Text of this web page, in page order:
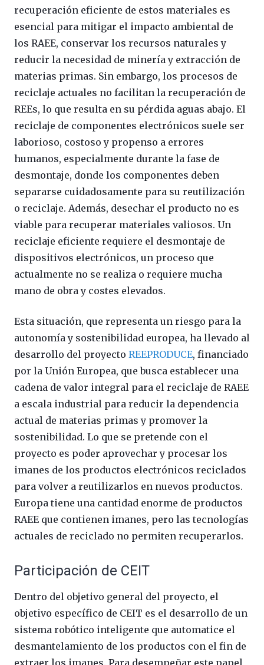
recuperación eficiente de estos materiales es
esencial para mitigar el impacto ambiental de
los RAEE, conservar los recursos naturales y
reducir la necesidad de minería y extracción de
materias primas. Sin embargo, los procesos de
reciclaje actuales no facilitan la recuperación de
REEs, lo que resulta en su pérdida aguas abajo. El
reciclaje de componentes electrónicos suele ser
laborioso, costoso y propenso a errores
humanos, especialmente durante la fase de
desmontaje, donde los componentes deben
separarse cuidadosamente para su reutilización
o reciclaje. Además, desechar el producto no es
viable para recuperar materiales valiosos. Un
reciclaje eficiente requiere el desmontaje de
dispositivos electrónicos, un proceso que
actualmente no se realiza o requiere mucha
mano de obra y costes elevados.
Esta situación, que representa un riesgo para la
autonomía y sostenibilidad europea, ha llevado al
desarrollo del proyecto REEPRODUCE, financiado
por la Unión Europea, que busca establecer una
cadena de valor integral para el reciclaje de RAEE
a escala industrial para reducir la dependencia
actual de materias primas y promover la
sostenibilidad. Lo que se pretende con el
proyecto es poder aprovechar y procesar los
imanes de los productos electrónicos reciclados
para volver a reutilizarlos en nuevos productos.
Europa tiene una cantidad enorme de productos
RAEE que contienen imanes, pero las tecnologías
actuales de reciclado no permiten recuperarlos.
Participación de CEIT
Dentro del objetivo general del proyecto, el
objetivo específico de CEIT es el desarrollo de un
sistema robótico inteligente que automatice el
desmantelamiento de los productos con el fin de
extraer los imanes. Para desempeñar este papel